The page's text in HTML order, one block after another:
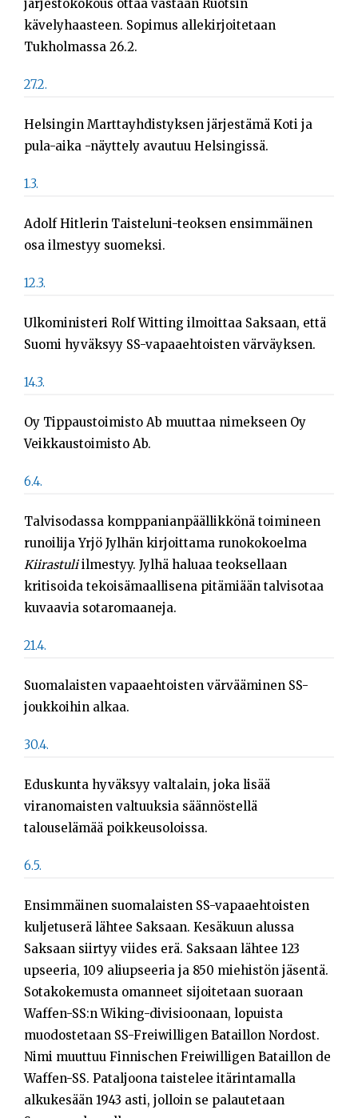
järjestökokous ottaa vastaan Ruotsin
kävelyhaasteen. Sopimus allekirjoitetaan
Tukholmassa 26.2.
27.2.
Helsingin Marttayhdistyksen järjestämä Koti ja
pula-aika -näyttely avautuu Helsingissä.
1.3.
Adolf Hitlerin Taisteluni-teoksen ensimmäinen
osa ilmestyy suomeksi.
12.3.
Ulkoministeri Rolf Witting ilmoittaa Saksaan, että
Suomi hyväksyy SS-vapaaehtoisten värväyksen.
14.3.
Oy Tippaustoimisto Ab muuttaa nimekseen Oy
Veikkaustoimisto Ab.
6.4.
Talvisodassa komppanianpäällikkönä toimineen
runoilija Yrjö Jylhän kirjoittama runokokoelma
Kiirastuliilmestyy. Jylhä haluaa teoksellaan
kritisoida tekoisämaallisena pitämiään talvisotaa
kuvaavia sotaromaaneja.
21.4.
Suomalaisten vapaaehtoisten värvääminen SS-
joukkoihin alkaa.
30.4.
Eduskunta hyväksyy valtalain, joka lisää
viranomaisten valtuuksia säännöstellä
talouselämää poikkeusoloissa.
6.5.
Ensimmäinen suomalaisten SS-vapaaehtoisten
kuljetuserä lähtee Saksaan. Kesäkuun alussa
Saksaan siirtyy viides erä. Saksaan lähtee 123
upseeria, 109 aliupseeria ja 850 miehistön jäsentä.
Sotakokemusta omanneet sijoitetaan suoraan
Waffen-SS:n Wiking-divisioonaan, lopuista
muodostetaan SS-Freiwilligen Bataillon Nordost.
Nimi muuttuu Finnischen Freiwilligen Bataillon de
Waffen-SS. Pataljoona taistelee itärintamalla
alkukesään 1943 asti, jolloin se palautetaan